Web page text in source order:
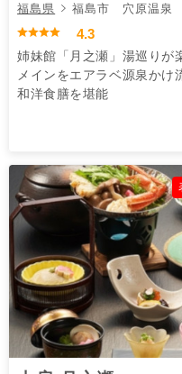
福島県 福島市 穴原温泉
4.3
姉妹館「月之瀬」湯巡りが
メインをエアラベ源泉かけ
和洋食膳を堪能